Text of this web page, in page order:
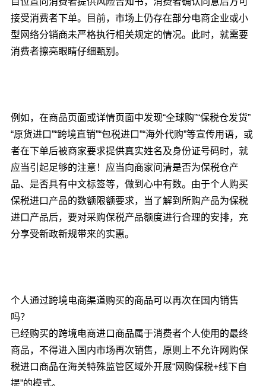
接受消费者下单。目前，市场上仍存在部分电商企业或小
型网络分销商未严格执行相关规定的情况。此时，就需要
消费者擦亮眼睛仔细甄别。
例如，在商品页面或详情页面中发现“全球购”“保税仓发货”
“原货进口”“跨境直销”“包税进口”“海外代购”等宣传用语，或
者在下单后被商家要求提供真实姓名及身份证号码时，就
应当引起足够的注意！应当向商家问清是否为保税仓产
品、是否具有中文标签等，做到心中有数。由于个人购买
保税进口产品的数额限额要求，当了解到所购产品为保税
进口产品后，要对采购保税产品额度进行合理的安排，充
分享受新政新规带来的实惠。
个人通过跨境电商渠道购买的商品可以再次在国内销售
吗？
已经购买的跨境电商进口商品属于消费者个人使用的最终
商品，不得进入国内市场再次销售，原则上不允许网购保
税进口商品在海关特殊监管区域外开展“网购保税+线下自
提”的模式。